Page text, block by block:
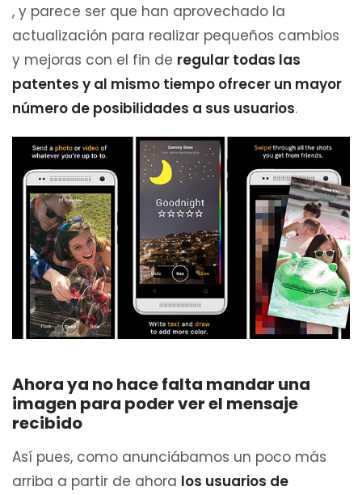
, y parece ser que han aprovechado la
actualización para realizar pequeños cambios
y mejoras con el fin de regular todas las
patentes y al mismo tiempo ofrecer un mayor
número de posibilidades a sus usuarios.
Ahora ya no hace falta mandar una
imagen para poder ver el mensaje
recibido
Así pues, como anunciábamos un poco más
arriba a partir de ahora los usuarios de